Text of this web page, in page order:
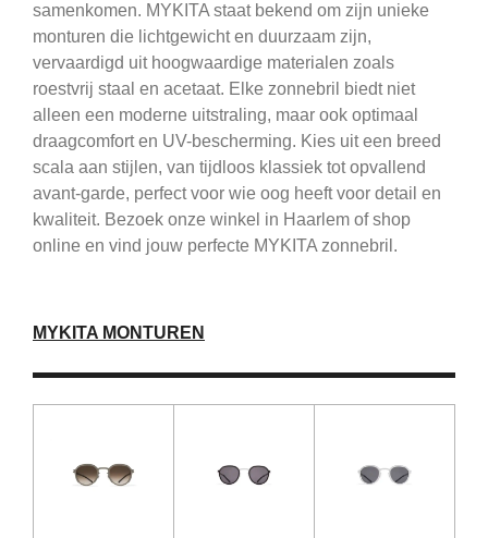
samenkomen. MYKITA staat bekend om zijn unieke
monturen die lichtgewicht en duurzaam zijn,
vervaardigd uit hoogwaardige materialen zoals
roestvrij staal en acetaat. Elke zonnebril biedt niet
alleen een moderne uitstraling, maar ook optimaal
draagcomfort en UV-bescherming. Kies uit een breed
scala aan stijlen, van tijdloos klassiek tot opvallend
avant-garde, perfect voor wie oog heeft voor detail en
kwaliteit. Bezoek onze winkel in Haarlem of shop
online en vind jouw perfecte MYKITA zonnebril.
MYKITA MONTUREN